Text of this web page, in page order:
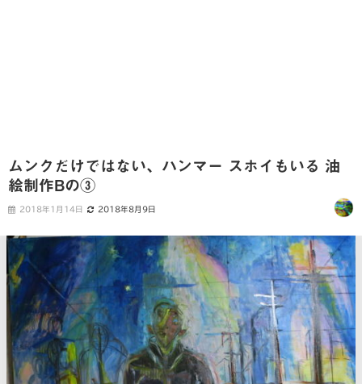
ムンクだけではない、ハンマー スホイもいる 油
絵制作Bの③
2018年1月14日 2018年8月9日